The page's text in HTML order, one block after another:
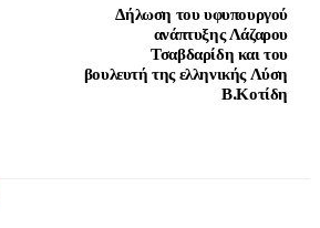
Δήλωση του υφυπουργού
ανάπτυξης Λάζαρου
Τσαβδαρίδη και του
βουλευτή της ελληνικής Λύση
Β.Κοτίδη